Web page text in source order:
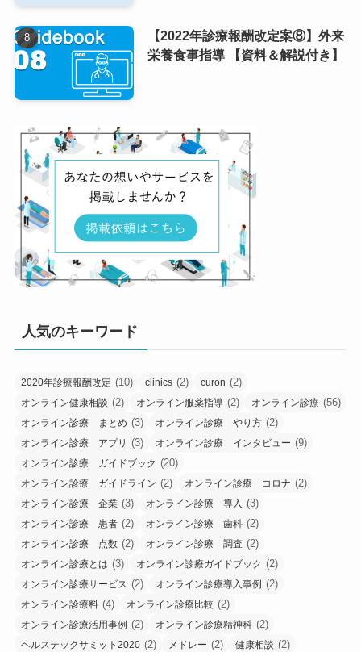
【2022年診療報酬改定案⑧】外来
栄養食事指導 【資料＆解説付き】
人気のキーワード
2020年診療報酬改定 (10) clinics (2) curon (2)
オンライン健康相談 (2) オンライン服薬指導 (2) オンライン診療 (56)
オンライン診療 まとめ (3) オンライン診療 やり方 (2)
オンライン診療 アプリ (3) オンライン診療 インタビュー (9)
オンライン診療 ガイドブック (20)
オンライン診療 ガイドライン (2) オンライン診療 コロナ (2)
オンライン診療 企業 (3) オンライン診療 導入 (3)
オンライン診療 患者 (2) オンライン診療 歯科 (2)
オンライン診療 点数 (2) オンライン診療 調査 (2)
オンライン診療とは (3) オンライン診療ガイドブック (2)
オンライン診療サービス (2) オンライン診療導入事例 (2)
オンライン診療料 (4) オンライン診療比較 (2)
オンライン診療活用事例 (2) オンライン診療精神科 (2)
ヘルステックサミット2020 (2) メドレー (2) 健康相談 (2)